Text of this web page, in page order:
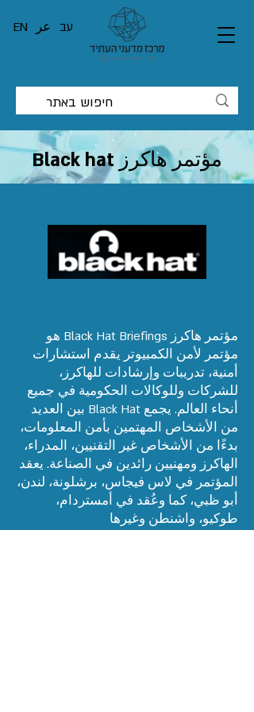
EN عر עב
مؤتمر هاكرز Black hat
مؤتمر هاكرز Black Hat Briefings هو
مؤتمر لأمن الكمبيوتر يقدم استشارات
أمنية، تدريبات وإرشادات للهاكرز،
للشركات وللوكالات الحكومية في جميع
أنحاء العالم. يجمع Black Hat بين العديد
من الأشخاص المهتمين بأمن المعلومات،
بدءًا من الأشخاص غير التقنيين، المدراء،
الهاكرز ومهنيين رائدين في الصناعة. يعقد
المؤتمر في لاس فيجاس، برشلونة، لندن،
أبو ظبي، كما وعُقد في أمستردام،
طوكيو، واشنطن وغيرها